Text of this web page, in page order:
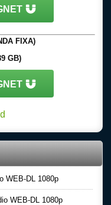
FIXA)
GB)
WEB-DL 1080p
WEB-DL 1080p